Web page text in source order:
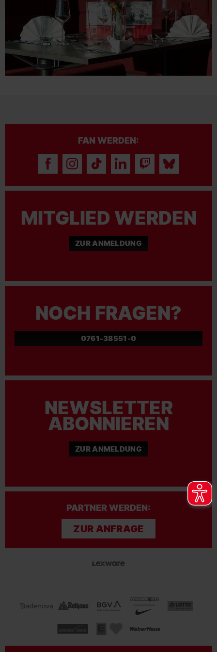
FAN WERDEN:
MITGLIED WERDEN
ZUR ANMELDUNG
NOCH FRAGEN?
0761-38551-0
NEWSLETTER
ABONNIEREN
ZUR ANMELDUNG
PARTNER WERDEN:
ZUR ANFRAGE